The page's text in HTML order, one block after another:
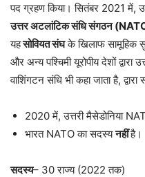
पद ग्रहण किया। सितंबर 2021 में,
उत्तर अटलांटिक संधि संगठन
यहसोवियत संघके खिलाफ सामूहिक
और अन्य पश्चिमी यूरोपीय देशों
वाशिंगटन संधि भी कहा जाता है,
2020 में, उत्तरी मैसेडोनिया
भारत NATO का सदस्यनहींहै।
सदस्य– 30 राज्य (2022 तक)